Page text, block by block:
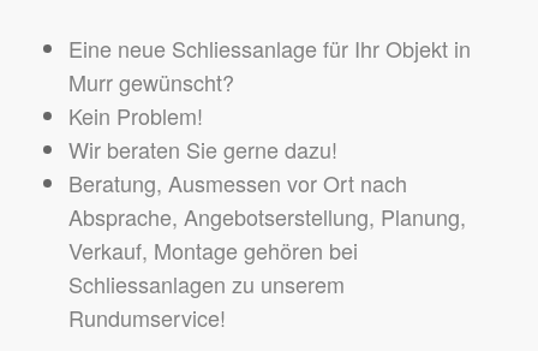
Eine neue Schliessanlage für Ihr Objekt in
Murr gewünscht?
Kein Problem!
Wir beraten Sie gerne dazu!
Beratung, Ausmessen vor Ort nach
Absprache, Angebotserstellung, Planung,
Verkauf, Montage gehören bei
Schliessanlagen zu unserem
Rundumservice!